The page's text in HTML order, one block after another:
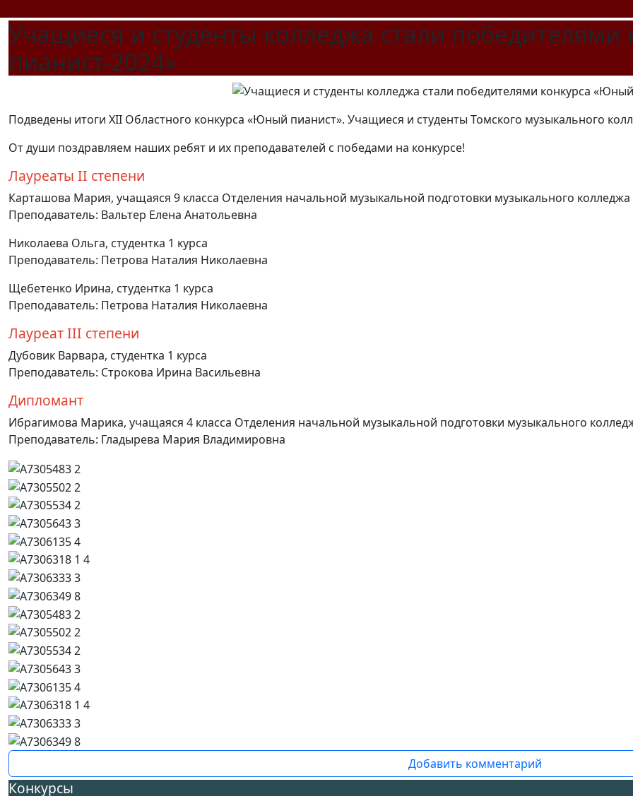
Учащиеся и студенты колледжа стали
пианист-2024»
Подведены итоги XII Областного конкурса «Юный пианист». Учащиеся и студенты Томского музыкального
От души поздравляем наших ребят и их преподавателей с победами на конкурсе!
Лауреаты II степени
Карташова Мария, учащаяся 9 класса Отделения начальной музыкальной подготовки музыкального колледжа
Преподаватель: Вальтер Елена Анатольевна
Николаева Ольга, студентка 1 курса
Преподаватель: Петрова Наталия Николаевна
Щебетенко Ирина, студентка 1 курса
Преподаватель: Петрова Наталия Николаевна
Лауреат III степени
Дубовик Варвара, студентка 1 курса
Преподаватель: Строкова Ирина Васильевна
Дипломант
Ибрагимова Марика, учащаяся 4 класса Отделения начальной музыкальной подготовки музыкального
Преподаватель: Гладырева Мария Владимировна
Добавить комментарий
Конкурсы